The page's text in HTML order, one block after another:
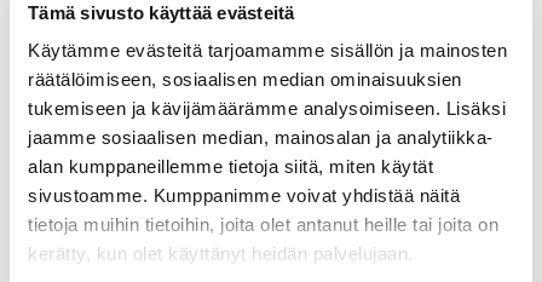
Tämä sivusto käyttää evästeitä
Käytämme evästeitä tarjoamamme sisällön ja mainosten
räätälöimiseen, sosiaalisen median ominaisuuksien
tukemiseen ja kävijämäärämme analysoimiseen. Lisäksi
jaamme sosiaalisen median, mainosalan ja analytiikka-
alan kumppaneillemme tietoja siitä, miten käytät
sivustoamme. Kumppanimme voivat yhdistää näitä
tietoja muihin tietoihin, joita olet antanut heille tai joita on
kerätty, kun olet käyttänyt heidän palvelujaan.
Reitti
ADVENTURE ELECTRIC
2027 vuoden mallit
Syvä lumi
Crossover
Hyötykäyttö
Reitti
Sähkö
Nuoriso